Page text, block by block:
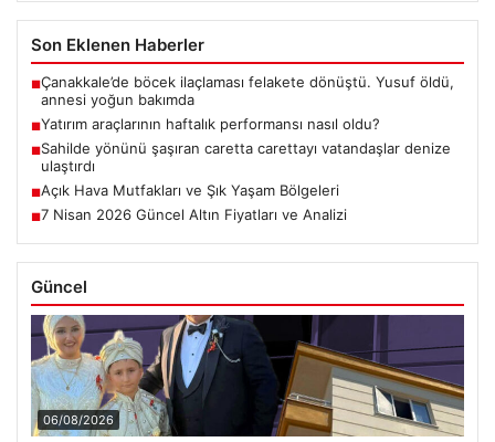
Son Eklenen Haberler
■Çanakkale’de böcek ilaçlaması felakete dönüştü. Yusuf öldü,
annesi yoğun bakımda
■Yatırım araçlarının haftalık performansı nasıl oldu?
■Sahilde yönünü şaşıran caretta carettayı vatandaşlar denize
ulaştırdı
■Açık Hava Mutfakları ve Şık Yaşam Bölgeleri
■7 Nisan 2026 Güncel Altın Fiyatları ve Analizi
Güncel
06/08/2026